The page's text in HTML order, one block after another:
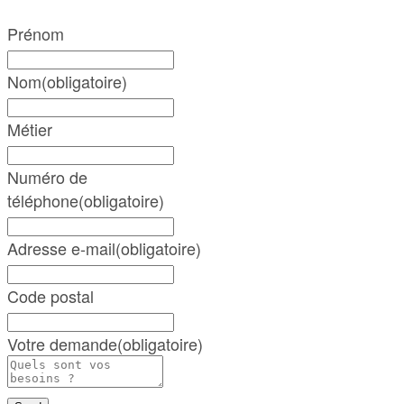
Prénom
Nom(obligatoire)
Métier
Numéro de
téléphone(obligatoire)
Adresse e-mail(obligatoire)
Code postal
Votre demande(obligatoire)